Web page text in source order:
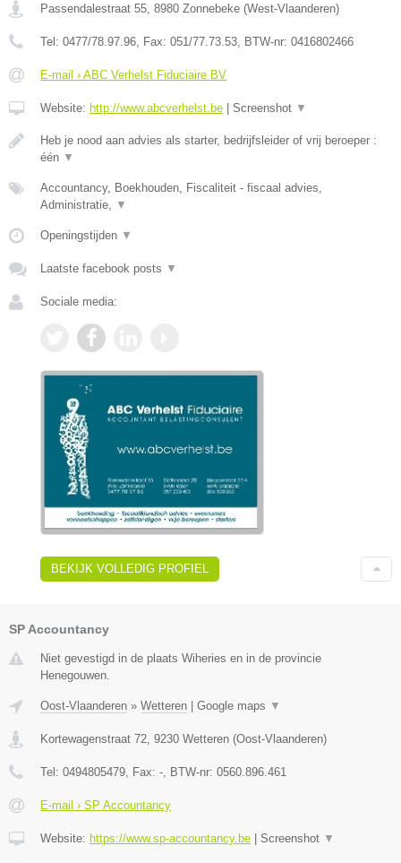
Passendalestraat 55 8980 Zonnebeke (West-Vlaanderen)
Tel: 0477/78.97.96 , Fax: 051/77.73.53 , BTW-nr: 0416802466
E-mail › ABC Verhelst Fiduciaire BV
Website: http://www.abcverhelst.be Screenshot ▼
Heb je nood aan advies als starter, bedrijfsleider of vrij beroeper :
één ▼
Accountancy, Boekhouden, Fiscaliteit - fiscaal advies,
Administratie,
▼
Openingstijden ▼
Laatste facebook posts ▼
Sociale media:
BEKIJK VOLLEDIG PROFIEL
SP Accountancy
Niet gevestigd in de plaats Wiheries en in de provincie
Henegouwen.
Oost-Vlaanderen » Wetteren Google maps ▼
Kortewagenstraat 72, 9230 Wetteren (Oost-Vlaanderen)
Tel: 0494805479, Fax: -, BTW-nr: 0560.896.461
E-mail › SP Accountancy
Website: https://www.sp-accountancy.be Screenshot ▼